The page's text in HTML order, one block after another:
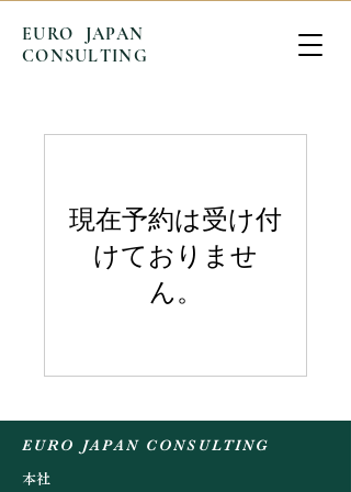
EURO JAPAN
CONSULTING
現在予約は受け付
けておりませ
ん。
EURO JAPAN CONSULTING
本社